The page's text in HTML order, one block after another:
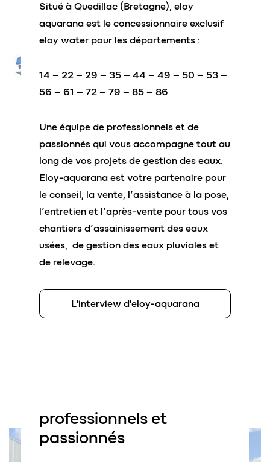
Situé à Quedillac (Bretagne), eloy
aquarana est le concessionnaire exclusif
eloy water pour les départements :
14 – 22 – 29 – 35 – 44 – 49 – 50 – 53 –
56 – 61 – 72 – 79 – 85 – 86
Une équipe de professionnels et de
passionnés qui vous accompagne tout au
long de vos projets de gestion des eaux.
Eloy-aquarana est votre partenaire pour
le conseil, la vente, l’assistance à la pose,
l’entretien et l’après-vente pour tous vos
chantiers d’assainissement des eaux
usées, de gestion des eaux pluviales et
de relevage.
L'interview d'eloy-aquarana
professionnels et
passionnés